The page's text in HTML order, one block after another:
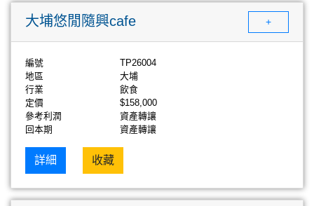
大埔悠閒隨興cafe +
編號
TP26004
地區
大埔
行業
飲食
定價
$158,000
參考利潤
資產轉讓
回本期
資產轉讓
詳細 收藏